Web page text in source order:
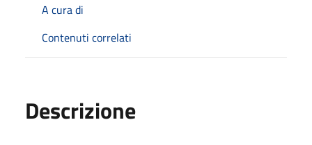
A cura di
Contenuti correlati
Descrizione